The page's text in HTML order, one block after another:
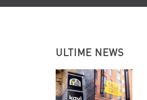
ULTIME NEWS